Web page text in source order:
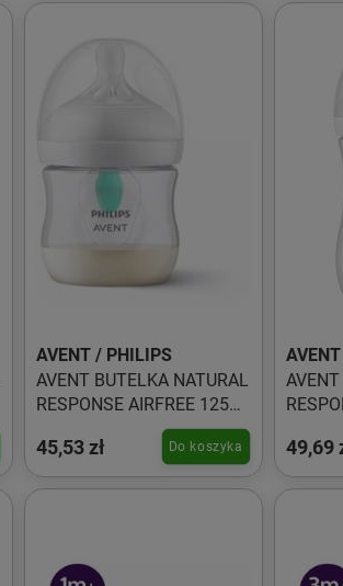
AVENT / PHILIPS
AVENT BUTELKA NATURAL
RESPONSE AIRFREE 125ml
45,53 zł Do koszyka 49,69